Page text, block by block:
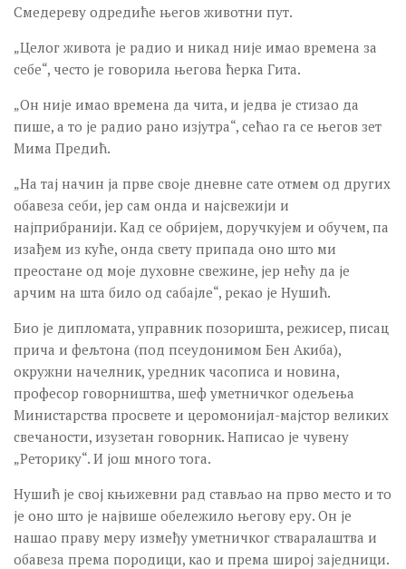
Смедереву одредиће његов животни пут.
„Целог живота је радио и никад није имао времена за
себе“, често је говорила његова ћерка Гита.
„Он није имао времена да чита, и једва је стизао да
пише, а то је радио рано изјутра“, сећао га се његов зет
Мима Предић.
„На тај начин ја прве своје дневне сате отмем од других
обавеза себи, јер сам онда и најсвежији и
најприбранији. Кад се обријем, доручкујем и обучем, па
изађем из куће, онда свету припада оно што ми
преостане од моје духовне свежине, јер нећу да је
арчим на шта било од сабајле“, рекао је Нушић.
Био је дипломата, управник позоришта, режисер, писац
прича и фељтона (под псеудонимом Бен Акиба),
окружни начелник, уредник часописа и новина,
професор говорништва, шеф уметничког одељења
Министарства просвете и церомонијал-мајстор великих
свечаности, изузетан говорник. Написао је чувену
„Реторику“. И још много тога.
Нушић је свој књижевни рад стављао на прво место и то
је оно што је највише обележило његову еру. Он је
нашао праву меру између уметничког стваралаштва и
обавеза према породици, као и према широј заједници.